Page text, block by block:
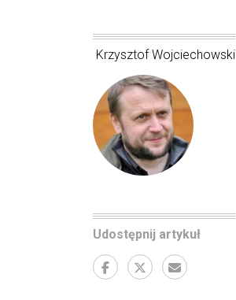
Krzysztof Wojciechowski
Udostępnij artykuł